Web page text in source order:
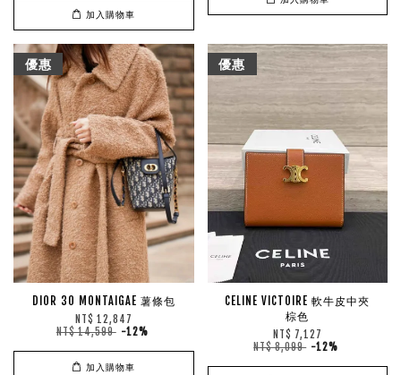
加入購物車
優惠
DIOR 30 MONTAIGAE 薯條包
NT$ 12,847
NT$ 14,599 -12%
加入購物車
優惠
CELINE VICTOIRE 軟牛皮中夾
棕色
NT$ 7,127
NT$ 8,099 -12%